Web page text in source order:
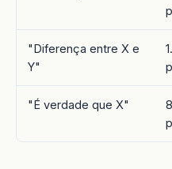
"Diferença entre X e
Y"
"É verdade que X"